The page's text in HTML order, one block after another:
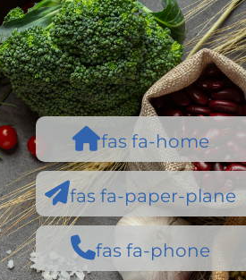
fas fa-home
fas fa-paper-plane
fas fa-phone